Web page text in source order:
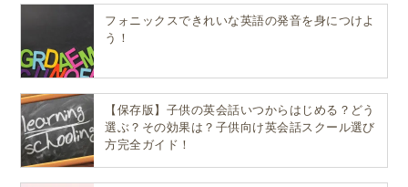
フォニックスできれいな英語の発音を身につけよ
う！
【保存版】子供の英会話いつからはじめる？どう
選ぶ？その効果は？子供向け英会話スクール選び
方完全ガイド！